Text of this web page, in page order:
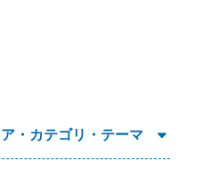
・カテゴリ・テーマ